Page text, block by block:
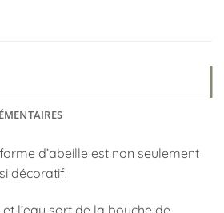
d’abeille est non seulement
décoratif.